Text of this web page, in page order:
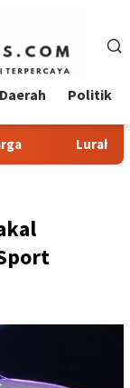
Daerah Politik
Agung